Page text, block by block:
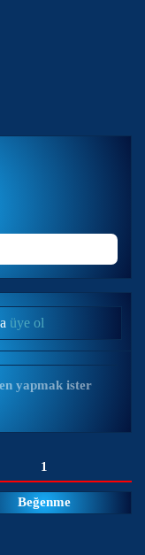
üye ol
yapmak ister
1
Beğenme